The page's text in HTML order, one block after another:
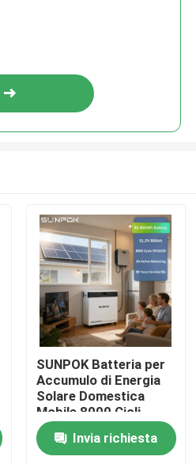
SUNPOK Batteria per
Accumulo di Energia
Solare Domestica
Mobile 8000 Cicli
40KWh Akku 48V LFP
51.2V 800Ah Batteria
al Litio Lifepo4
Invia richiesta